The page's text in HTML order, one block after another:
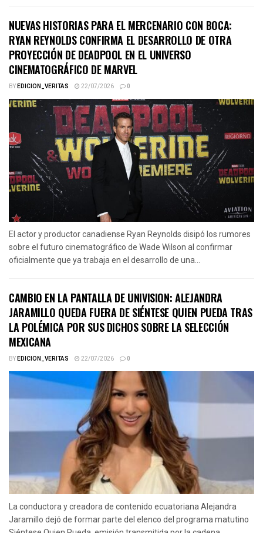
NUEVAS HISTORIAS PARA EL MERCENARIO CON BOCA:
RYAN REYNOLDS CONFIRMA EL DESARROLLO DE OTRA
PROYECCIÓN DE DEADPOOL EN EL UNIVERSO
CINEMATOGRÁFICO DE MARVEL
BYEDICION_VERITAS 22/07/2026 0
El actor y productor canadiense Ryan Reynolds disipó los rumores
sobre el futuro cinematográfico de Wade Wilson al confirmar
oficialmente que ya trabaja en el desarrollo de una...
CAMBIO EN LA PANTALLA DE UNIVISION: ALEJANDRA
JARAMILLO QUEDA FUERA DE SIÉNTESE QUIEN PUEDA TRAS
LA POLÉMICA POR SUS DICHOS SOBRE LA SELECCIÓN
MEXICANA
BYEDICION_VERITAS 22/07/2026 0
La conductora y creadora de contenido ecuatoriana Alejandra
Jaramillo dejó de formar parte del elenco del programa matutino